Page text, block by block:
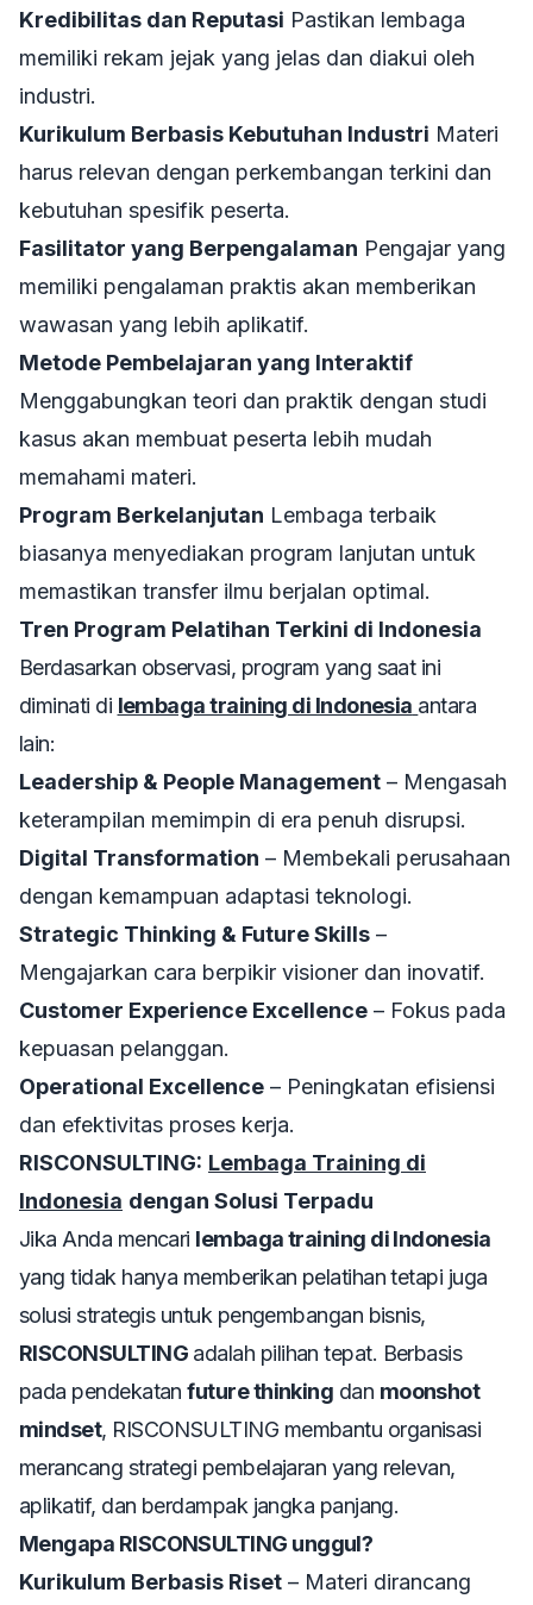
Kredibilitas dan Reputasi Pastikan lembaga
memiliki rekam jejak yang jelas dan diakui oleh
industri.
Kurikulum Berbasis Kebutuhan Industri Materi
harus relevan dengan perkembangan terkini dan
kebutuhan spesifik peserta.
Fasilitator yang Berpengalaman Pengajar yang
memiliki pengalaman praktis akan memberikan
wawasan yang lebih aplikatif.
Metode Pembelajaran yang Interaktif
Menggabungkan teori dan praktik dengan studi
kasus akan membuat peserta lebih mudah
memahami materi.
Program Berkelanjutan Lembaga terbaik
biasanya menyediakan program lanjutan untuk
memastikan transfer ilmu berjalan optimal.
Tren Program Pelatihan Terkini di Indonesia
Berdasarkan observasi, program yang saat ini
diminati di lembaga training di Indonesia antara
lain:
Leadership & People Management – Mengasah
keterampilan memimpin di era penuh disrupsi.
Digital Transformation – Membekali perusahaan
dengan kemampuan adaptasi teknologi.
Strategic Thinking & Future Skills –
Mengajarkan cara berpikir visioner dan inovatif.
Customer Experience Excellence – Fokus pada
kepuasan pelanggan.
Operational Excellence – Peningkatan efisiensi
dan efektivitas proses kerja.
RISCONSULTING: Lembaga Training di
Indonesia dengan Solusi Terpadu
Jika Anda mencari lembaga training di Indonesia
yang tidak hanya memberikan pelatihan tetapi juga
solusi strategis untuk pengembangan bisnis,
RISCONSULTINGadalah pilihan tepat. Berbasis
pada pendekatanfuture thinking dan moonshot
mindset, RISCONSULTING membantu organisasi
merancang strategi pembelajaran yang relevan,
aplikatif, dan berdampak jangka panjang.
Mengapa RISCONSULTING unggul?
Kurikulum Berbasis Riset – Materi dirancang